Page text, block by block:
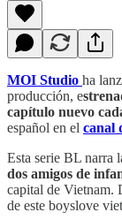
MOI Studio ha
producción, e
capítulo nuevo
español en el canal
Esta serie BL narra
dos amigos de
capital de Vietnam.
de este boyslove